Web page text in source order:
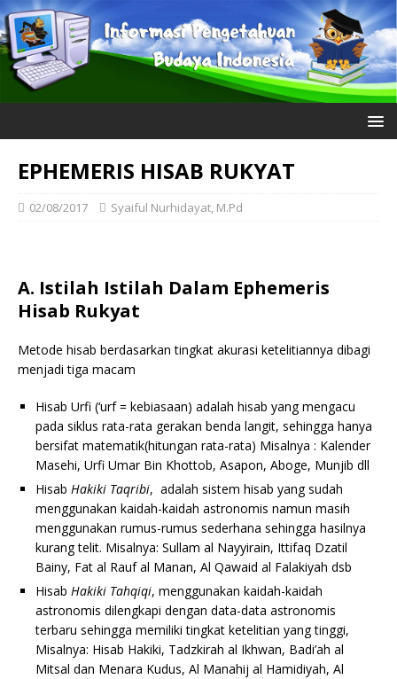
EPHEMERIS HISAB RUKYAT
02/08/2017 Syaiful Nurhidayat, M.Pd
A. Istilah Istilah Dalam Ephemeris
Hisab Rukyat
Metode hisab berdasarkan tingkat akurasi ketelitiannya dibagi
menjadi tiga macam
Hisab Urfi (‘urf = kebiasaan) adalah hisab yang mengacu
pada siklus rata-rata gerakan benda langit, sehingga hanya
bersifat matematik(hitungan rata-rata) Misalnya : Kalender
Masehi, Urfi Umar Bin Khottob, Asapon, Aboge, Munjib dll
Hisab Hakiki Taqribi, adalah sistem hisab yang sudah
menggunakan kaidah-kaidah astronomis namun masih
menggunakan rumus-rumus sederhana sehingga hasilnya
kurang telit. Misalnya: Sullam al Nayyirain, Ittifaq Dzatil
Bainy, Fat al Rauf al Manan, Al Qawaid al Falakiyah dsb
Hisab Hakiki Tahqiqi, menggunakan kaidah-kaidah
astronomis dilengkapi dengan data-data astronomis
terbaru sehingga memiliki tingkat ketelitian yang tinggi,
Misalnya: Hisab Hakiki, Tadzkirah al Ikhwan, Badi’ah al
Mitsal dan Menara Kudus, Al Manahij al Hamidiyah, Al